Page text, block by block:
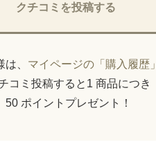
クチコミを投稿する
、 マイページの「購入履歴」
コミ投稿すると1 商品につき
50 ポイントプレゼント！